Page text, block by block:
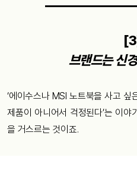
브랜드는 신
‘에이수스나 MSI 노트북을 사고
제품이 아니어서 걱정된다’는 이
을 거스르는 것이죠.